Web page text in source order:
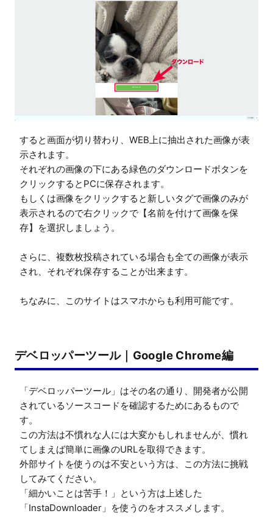
すると画面が切り替わり、WEB上に抽出された画像が表
示されます。
それぞれの画像の下にある緑色のダウンロードボタンを
クリックするとPCに保存されます。
もしくは画像をクリックすると新しいタグで画像のみが
表示されるので右クリックで【名前を付けて画像を保
存】を選択しましょう。
さらに、複数枚投稿されている場合も全ての画像が表示
され、それぞれ保存することが出来ます。
ちなみに、このサイトはスマホからも利用可能です。
デベロッパーツール｜Google Chrome編
「デベロッパーツール」はその名の通り、開発者が公開
されているソースコードを確認するためにあるもので
す。
この方法は不慣れな人には大変かもしれませんが、慣れ
てしまえば簡単に画像のURLを取得できます。
外部サイトを使うのは不安という方は、この方法に挑戦
してみてください。
「細かいことは苦手！」という方は上述した
「InstaDownloader」を使うのをオススメします。